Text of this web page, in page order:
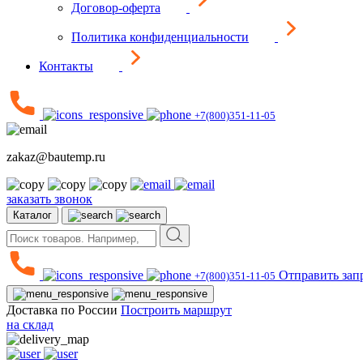
Договор-оферта
Политика конфиденциальности
Контакты
+7(800)351-11-05
zakaz@bautemp.ru
заказать звонок
Каталог
+7(800)351-11-05 Отправить
Доставка по России Построить маршрут
на склад